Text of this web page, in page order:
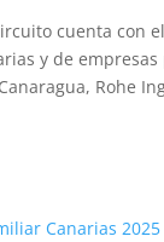
cuenta con
y de
Rohe
Canarias